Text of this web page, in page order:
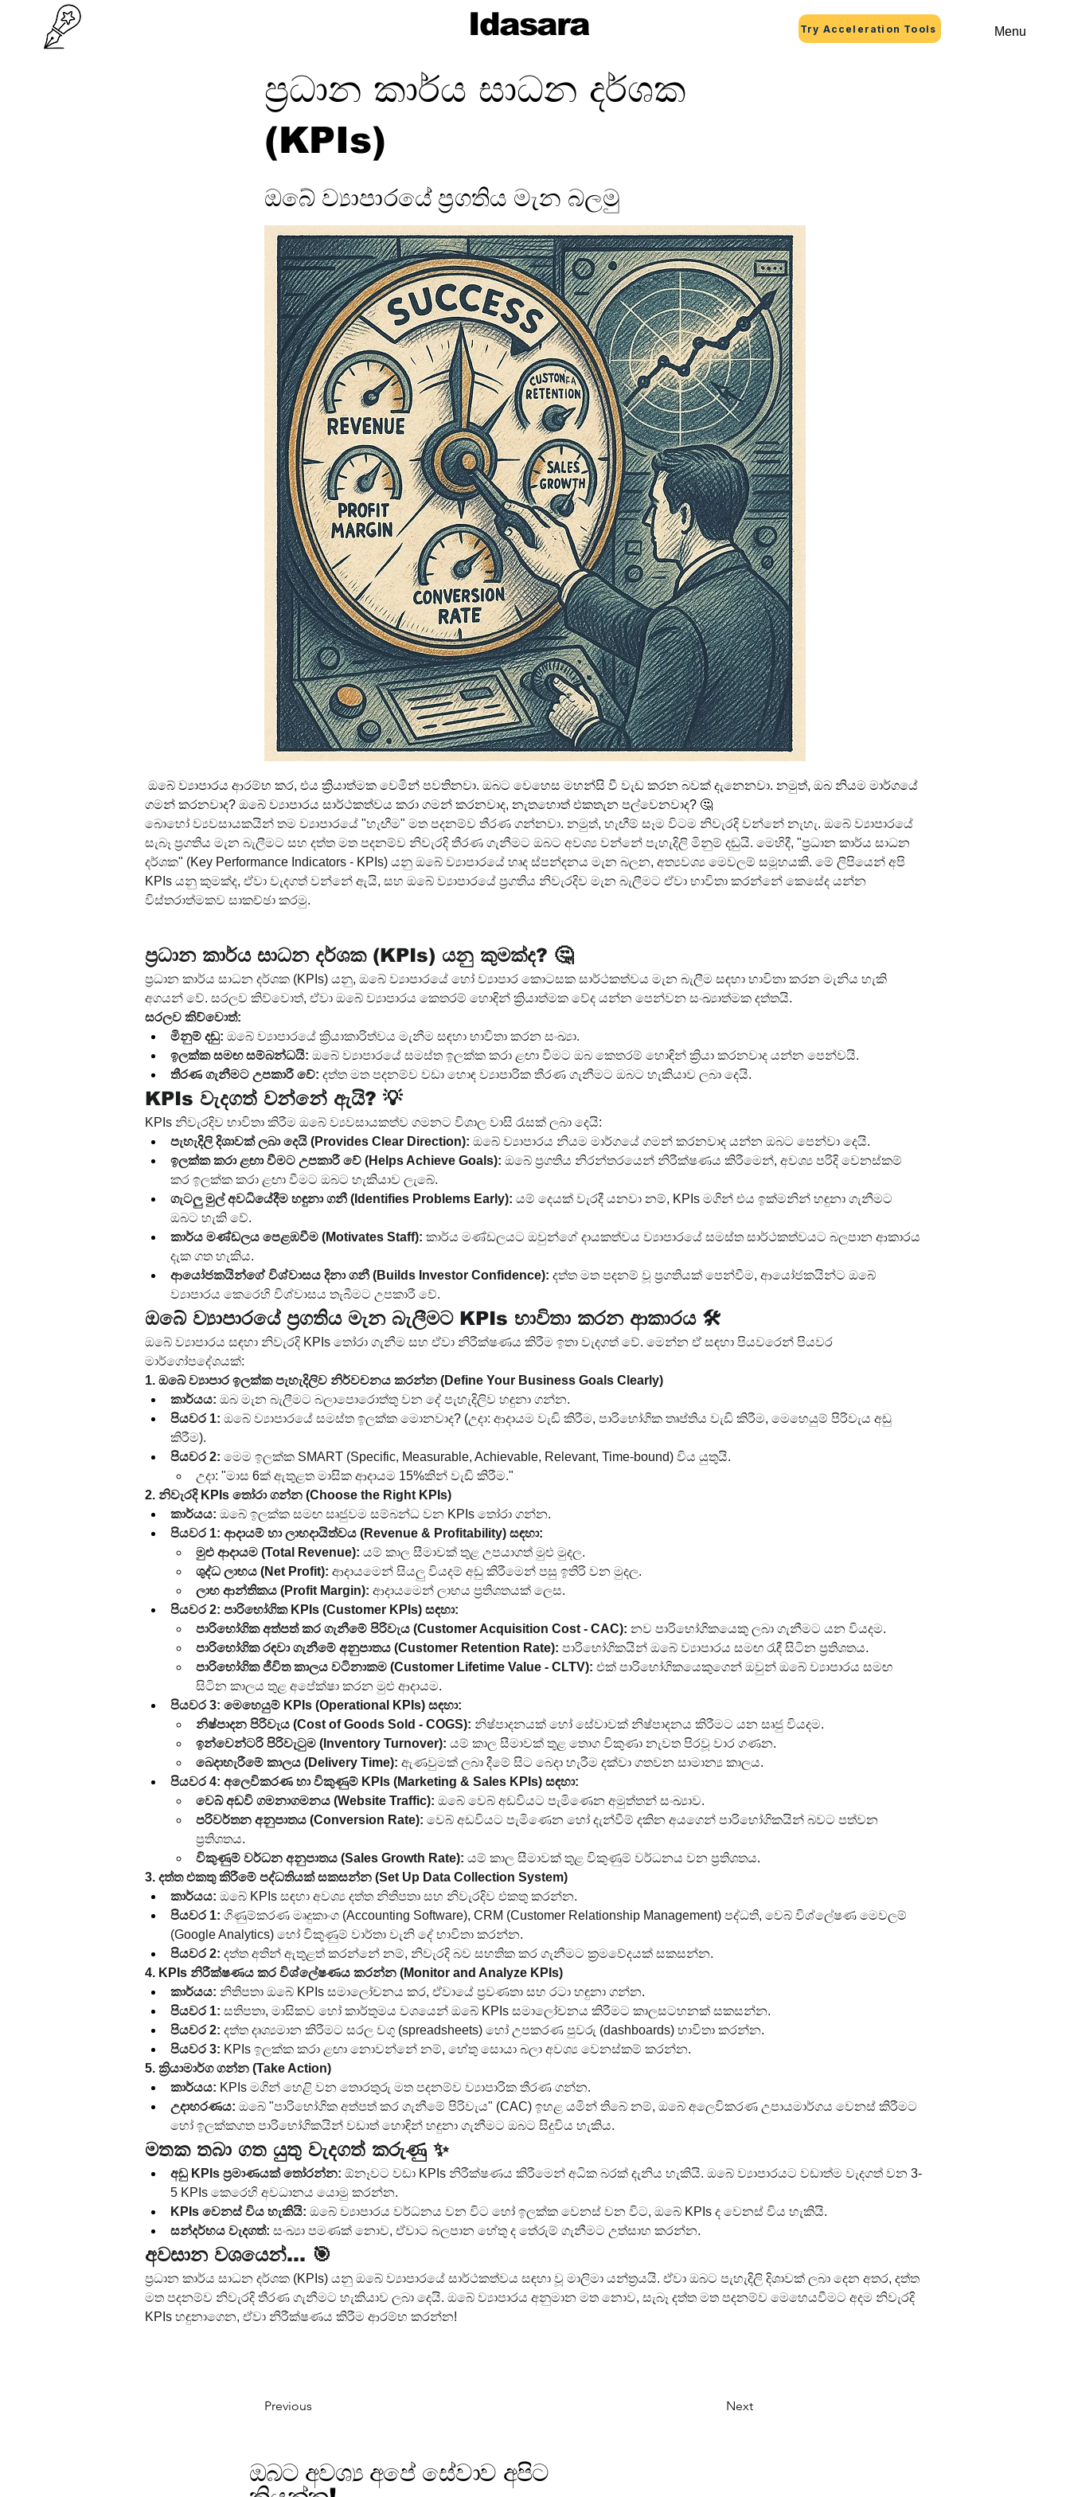
Idasara Try Acceleration Tools Menu
ප්‍රධාන කාර්ය සාධන දර්ශක
(KPIs)
ඔබේ ව්‍යාපාරයේ ප්‍රගතිය මැන බලමු
ඔබේ ව්‍යාපාරය ආරම්භ කර, එය ක්‍රියාත්මක වෙමින් පවතිනවා. ඔබට වෙහෙස මහන්සි වී වැඩ කරන බවක් දැනෙනවා. නමුත්, ඔබ නියම මාර්ගයේ
ගමන් කරනවාද? ඔබේ ව්‍යාපාරය සාර්ථකත්වය කරා ගමන් කරනවාද, නැතහොත් එකතැන පල්වෙනවාද? 🤔
බොහෝ ව්‍යවසායකයින් තම ව්‍යාපාරයේ "හැඟීම" මත පදනම්ව තීරණ ගන්නවා. නමුත්, හැඟීම් සෑම විටම නිවැරදි වන්නේ නැහැ. ඔබේ ව්‍යාපාරයේ
සැබෑ ප්‍රගතිය මැන බැලීමට සහ දත්ත මත පදනම්ව නිවැරදි තීරණ ගැනීමට ඔබට අවශ්‍ය වන්නේ පැහැදිලි මිනුම් දඬුයි. මෙහිදී, "ප්‍රධාන කාර්ය සාධන
දර්ශක" (Key Performance Indicators - KPIs) යනු ඔබේ ව්‍යාපාරයේ හෘද ස්පන්දනය මැන බලන, අත්‍යවශ්‍ය මෙවලම් සමූහයකි. මේ ලිපියෙන් අපි
KPIs යනු කුමක්ද, ඒවා වැදගත් වන්නේ ඇයි, සහ ඔබේ ව්‍යාපාරයේ ප්‍රගතිය නිවැරදිව මැන බැලීමට ඒවා භාවිතා කරන්නේ කෙසේද යන්න
විස්තරාත්මකව සාකච්ඡා කරමු.
ප්‍රධාන කාර්ය සාධන දර්ශක (KPIs) යනු කුමක්ද? 🤔
ප්‍රධාන කාර්ය සාධන දර්ශක (KPIs) යනු, ඔබේ ව්‍යාපාරයේ හෝ ව්‍යාපාර කොටසක සාර්ථකත්වය මැන බැලීම සඳහා භාවිතා කරන මැනිය හැකි
අගයන් වේ. සරලව කිව්වොත්, ඒවා ඔබේ ව්‍යාපාරය කෙතරම් හොඳින් ක්‍රියාත්මක වේද යන්න පෙන්වන සංඛ්‍යාත්මක දත්තයි.
සරලව කිව්වොත්:
මිනුම් දඬු: ඔබේ ව්‍යාපාරයේ ක්‍රියාකාරිත්වය මැනීම සඳහා භාවිතා කරන සංඛ්‍යා.
ඉලක්ක සමඟ සම්බන්ධයි: ඔබේ ව්‍යාපාරයේ සමස්ත ඉලක්ක කරා ළඟා වීමට ඔබ කෙතරම් හොඳින් ක්‍රියා කරනවාද යන්න පෙන්වයි.
තීරණ ගැනීමට උපකාරී වේ: දත්ත මත පදනම්ව වඩා හොඳ ව්‍යාපාරික තීරණ ගැනීමට ඔබට හැකියාව ලබා දෙයි.
KPIs වැදගත් වන්නේ ඇයි? 💡
KPIs නිවැරදිව භාවිතා කිරීම ඔබේ ව්‍යවසායකත්ව ගමනට විශාල වාසි රැසක් ලබා දෙයි:
පැහැදිලි දිශාවක් ලබා දෙයි (Provides Clear Direction): ඔබේ ව්‍යාපාරය නියම මාර්ගයේ ගමන් කරනවාද යන්න ඔබට පෙන්වා දෙයි.
ඉලක්ක කරා ළඟා වීමට උපකාරී වේ (Helps Achieve Goals): ඔබේ ප්‍රගතිය නිරන්තරයෙන් නිරීක්ෂණය කිරීමෙන්, අවශ්‍ය පරිදි වෙනස්කම්
කර ඉලක්ක කරා ළඟා වීමට ඔබට හැකියාව ලැබේ.
ගැටලු මුල් අවධියේදීම හඳුනා ගනී (Identifies Problems Early): යම් දෙයක් වැරදී යනවා නම්, KPIs මගින් එය ඉක්මනින් හඳුනා ගැනීමට
ඔබට හැකි වේ.
කාර්ය මණ්ඩලය පෙළඹවීම (Motivates Staff): කාර්ය මණ්ඩලයට ඔවුන්ගේ දායකත්වය ව්‍යාපාරයේ සමස්ත සාර්ථකත්වයට බලපාන ආකාරය
දැක ගත හැකිය.
ආයෝජකයින්ගේ විශ්වාසය දිනා ගනී (Builds Investor Confidence): දත්ත මත පදනම් වූ ප්‍රගතියක් පෙන්වීම, ආයෝජකයින්ට ඔබේ
ව්‍යාපාරය කෙරෙහි විශ්වාසය තැබීමට උපකාරී වේ.
ඔබේ ව්‍යාපාරයේ ප්‍රගතිය මැන බැලීමට KPIs භාවිතා කරන ආකාරය 🛠️
ඔබේ ව්‍යාපාරය සඳහා නිවැරදි KPIs තෝරා ගැනීම සහ ඒවා නිරීක්ෂණය කිරීම ඉතා වැදගත් වේ. මෙන්න ඒ සඳහා පියවරෙන් පියවර
මාර්ගෝපදේශයක්:
1. ඔබේ ව්‍යාපාර ඉලක්ක පැහැදිලිව නිර්වචනය කරන්න (Define Your Business Goals Clearly)
කාර්යය: ඔබ මැන බැලීමට බලාපොරොත්තු වන දේ පැහැදිලිව හඳුනා ගන්න.
පියවර 1: ඔබේ ව්‍යාපාරයේ සමස්ත ඉලක්ක මොනවාද? (උදා: ආදායම වැඩි කිරීම, පාරිභෝගික තෘප්තිය වැඩි කිරීම, මෙහෙයුම් පිරිවැය අඩු
කිරීම).
පියවර 2: මෙම ඉලක්ක SMART (Specific, Measurable, Achievable, Relevant, Time-bound) විය යුතුයි.
උදා: "මාස 6ක් ඇතුළත මාසික ආදායම 15%කින් වැඩි කිරීම."
2. නිවැරදි KPIs තෝරා ගන්න (Choose the Right KPIs)
කාර්යය: ඔබේ ඉලක්ක සමඟ සෘජුවම සම්බන්ධ වන KPIs තෝරා ගන්න.
පියවර 1: ආදායම් හා ලාභදායිත්වය (Revenue & Profitability) සඳහා:
මුළු ආදායම (Total Revenue): යම් කාල සීමාවක් තුළ උපයාගත් මුළු මුදල.
ශුද්ධ ලාභය (Net Profit): ආදායමෙන් සියලු වියදම් අඩු කිරීමෙන් පසු ඉතිරි වන මුදල.
ලාභ ආන්තිකය (Profit Margin): ආදායමෙන් ලාභය ප්‍රතිශතයක් ලෙස.
පියවර 2: පාරිභෝගික KPIs (Customer KPIs) සඳහා:
පාරිභෝගික අත්පත් කර ගැනීමේ පිරිවැය (Customer Acquisition Cost - CAC): නව පාරිභෝගිකයෙකු ලබා ගැනීමට යන වියදම.
පාරිභෝගික රඳවා ගැනීමේ අනුපාතය (Customer Retention Rate): පාරිභෝගිකයින් ඔබේ ව්‍යාපාරය සමඟ රැඳී සිටින ප්‍රතිශතය.
පාරිභෝගික ජීවිත කාලය වටිනාකම (Customer Lifetime Value - CLTV): එක් පාරිභෝගිකයෙකුගෙන් ඔවුන් ඔබේ ව්‍යාපාරය සමඟ
සිටින කාලය තුළ අපේක්ෂා කරන මුළු ආදායම.
පියවර 3: මෙහෙයුම් KPIs (Operational KPIs) සඳහා:
නිෂ්පාදන පිරිවැය (Cost of Goods Sold - COGS): නිෂ්පාදනයක් හෝ සේවාවක් නිෂ්පාදනය කිරීමට යන සෘජු වියදම.
ඉන්වෙන්ටරි පිරිවැටුම (Inventory Turnover): යම් කාල සීමාවක් තුළ තොග විකුණා නැවත පිරවූ වාර ගණන.
බෙදාහැරීමේ කාලය (Delivery Time): ඇණවුමක් ලබා දීමේ සිට බෙදා හැරීම දක්වා ගතවන සාමාන්‍ය කාලය.
පියවර 4: අලෙවිකරණ හා විකුණුම් KPIs (Marketing & Sales KPIs) සඳහා:
වෙබ් අඩවි ගමනාගමනය (Website Traffic): ඔබේ වෙබ් අඩවියට පැමිණෙන අමුත්තන් සංඛ්‍යාව.
පරිවර්තන අනුපාතය (Conversion Rate): වෙබ් අඩවියට පැමිණෙන හෝ දැන්වීම් දකින අයගෙන් පාරිභෝගිකයින් බවට පත්වන
ප්‍රතිශතය.
විකුණුම් වර්ධන අනුපාතය (Sales Growth Rate): යම් කාල සීමාවක් තුළ විකුණුම් වර්ධනය වන ප්‍රතිශතය.
3. දත්ත එකතු කිරීමේ පද්ධතියක් සකසන්න (Set Up Data Collection System)
කාර්යය: ඔබේ KPIs සඳහා අවශ්‍ය දත්ත නිතිපතා සහ නිවැරදිව එකතු කරන්න.
පියවර 1: ගිණුම්කරණ මෘදුකාංග (Accounting Software), CRM (Customer Relationship Management) පද්ධති, වෙබ් විශ්ලේෂණ මෙවලම්
(Google Analytics) හෝ විකුණුම් වාර්තා වැනි දේ භාවිතා කරන්න.
පියවර 2: දත්ත අතින් ඇතුළත් කරන්නේ නම්, නිවැරදි බව සහතික කර ගැනීමට ක්‍රමවේදයක් සකසන්න.
4. KPIs නිරීක්ෂණය කර විශ්ලේෂණය කරන්න (Monitor and Analyze KPIs)
කාර්යය: නිතිපතා ඔබේ KPIs සමාලෝචනය කර, ඒවායේ ප්‍රවණතා සහ රටා හඳුනා ගන්න.
පියවර 1: සතිපතා, මාසිකව හෝ කාර්තුමය වශයෙන් ඔබේ KPIs සමාලෝචනය කිරීමට කාලසටහනක් සකසන්න.
පියවර 2: දත්ත දෘශ්‍යමාන කිරීමට සරල වගු (spreadsheets) හෝ උපකරණ පුවරු (dashboards) භාවිතා කරන්න.
පියවර 3: KPIs ඉලක්ක කරා ළඟා නොවන්නේ නම්, හේතු සොයා බලා අවශ්‍ය වෙනස්කම් කරන්න.
5. ක්‍රියාමාර්ග ගන්න (Take Action)
කාර්යය: KPIs මගින් හෙළි වන තොරතුරු මත පදනම්ව ව්‍යාපාරික තීරණ ගන්න.
උදාහරණය: ඔබේ "පාරිභෝගික අත්පත් කර ගැනීමේ පිරිවැය" (CAC) ඉහළ යමින් තිබේ නම්, ඔබේ අලෙවිකරණ උපායමාර්ගය වෙනස් කිරීමට
හෝ ඉලක්කගත පාරිභෝගිකයින් වඩාත් හොඳින් හඳුනා ගැනීමට ඔබට සිදුවිය හැකිය.
මතක තබා ගත යුතු වැදගත් කරුණු ✨
අඩු KPIs ප්‍රමාණයක් තෝරන්න: ඕනෑවට වඩා KPIs නිරීක්ෂණය කිරීමෙන් අධික බරක් දැනිය හැකියි. ඔබේ ව්‍යාපාරයට වඩාත්ම වැදගත් වන 3-
5 KPIs කෙරෙහි අවධානය යොමු කරන්න.
KPIs වෙනස් විය හැකියි: ඔබේ ව්‍යාපාරය වර්ධනය වන විට හෝ ඉලක්ක වෙනස් වන විට, ඔබේ KPIs ද වෙනස් විය හැකියි.
සන්දර්භය වැදගත්: සංඛ්‍යා පමණක් නොව, ඒවාට බලපාන හේතු ද තේරුම් ගැනීමට උත්සාහ කරන්න.
අවසාන වශයෙන්... 🎯
ප්‍රධාන කාර්ය සාධන දර්ශක (KPIs) යනු ඔබේ ව්‍යාපාරයේ සාර්ථකත්වය සඳහා වූ මාලිමා යන්ත්‍රයයි. ඒවා ඔබට පැහැදිලි දිශාවක් ලබා දෙන අතර, දත්ත
මත පදනම්ව නිවැරදි තීරණ ගැනීමට හැකියාව ලබා දෙයි. ඔබේ ව්‍යාපාරය අනුමාන මත නොව, සැබෑ දත්ත මත පදනම්ව මෙහෙයවීමට අදම නිවැරදි
KPIs හඳුනාගෙන, ඒවා නිරීක්ෂණය කිරීම ආරම්භ කරන්න!
Previous Next
ඔබට අවශ්‍ය අපේ සේවාව අපිට